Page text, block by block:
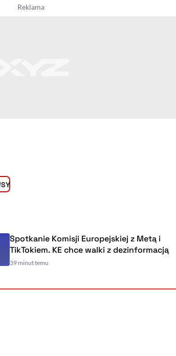
Komisji Europejskiej z Metą i
KE chce walki z dezinformacją
temu